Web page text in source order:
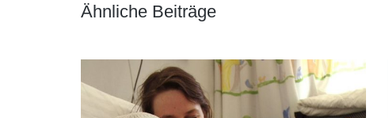
Ähnliche Beiträge